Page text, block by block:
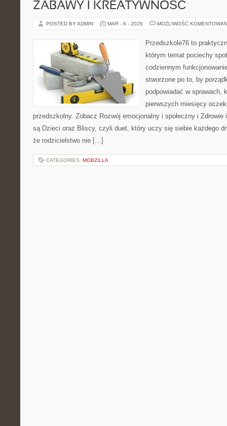
ZABAWY I KREATYWNOŚĆ
POSTED BY ADMIN MAR - 6 - 2026 MOŻLIWOŚĆ
Przedszkole76 to
którym temat pociechy
codziennym
stworzone po to, by
podpowiadać w sprawach,
pierwszych miesięcy
przedszkolny. Zobacz Rozwój emocjonalny i społeczny i
są Dzieci oraz Bliscy, czyli duet, który uczy się siebie każdego
że rodzicielstwo nie […]
CATEGORIES: MOBZILLA